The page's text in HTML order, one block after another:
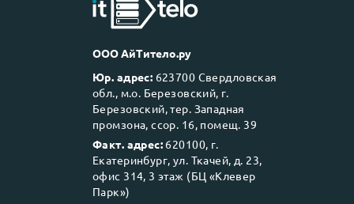
ООО АйТитело.ру
Юр. адрес: 623700 Свердловская
обл., м.о. Березовский, г.
Березовский, тер. Западная
промзона, ссор. 16, помещ. 39
Факт. адрес: 620100, г.
Екатеринбург, ул. Ткачей, д. 23,
офис 314, 3 этаж (БЦ «Клевер
Парк»)